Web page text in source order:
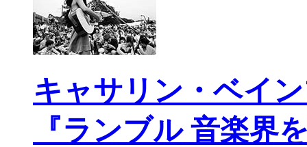
キャサリン・ベイ
『ランブル 音楽界